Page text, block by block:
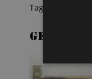
Tags: